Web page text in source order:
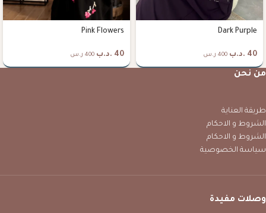
Dark Purple
40 .د.ب 400 ر.س
Pink Flowers
40 .د.ب 400 ر.س
من نحن
طريقة العناية
الشروط و الاحكام
الشروط و الاحكام
سياسة الخصوصية
وصلات مفيدة